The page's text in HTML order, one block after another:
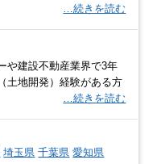
…続きを読む
や建設不動産業界で3年
土地開発）経験がある方
…続きを読む
埼玉県 千葉県 愛知県